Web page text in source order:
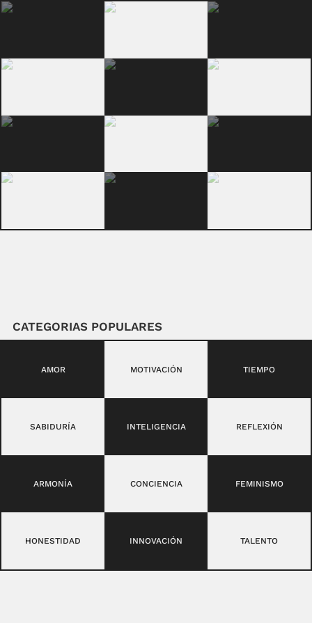
CATEGORIAS POPULARES
AMOR MOTIVACIÓN TIEMPO
SABIDURÍA INTELIGENCIA REFLEXIÓN
ARMONÍA CONCIENCIA FEMINISMO
HONESTIDAD INNOVACIÓN TALENTO